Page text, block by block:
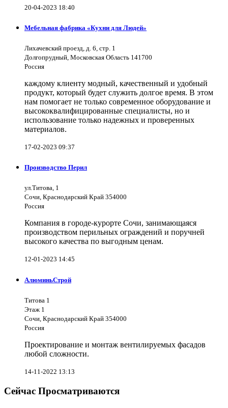
20-04-2023 18:40
Мебельная фабрика «Кухни для Людей»
Лихачевский проезд, д. 6, стр. 1
Долгопрудный, Московская Область 141700
Россия
каждому клиенту модный, качественный и удобный
продукт, который будет служить долгое время. В этом
нам помогает не только современное оборудование и
высококвалифицированные специалисты, но и
использование только надежных и проверенных
материалов.
17-02-2023 09:37
Производство Перил
ул.Титова, 1
Сочи, Краснодарский Край 354000
Россия
Компания в городе-курорте Сочи, занимающаяся
производством перильных ограждений и поручней
высокого качества по выгодным ценам.
12-01-2023 14:45
АлюминьСтрой
Титова 1
Этаж 1
Сочи, Краснодарский Край 354000
Россия
Проектирование и монтаж вентилируемых фасадов
любой сложности.
14-11-2022 13:13
Сейчас Просматриваются